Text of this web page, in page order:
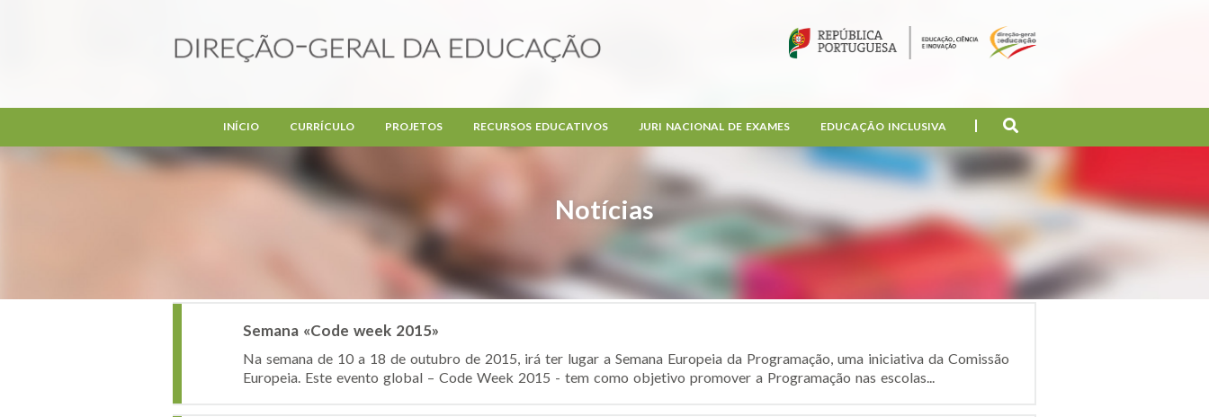
Notícias
INÍCIO CURRÍCULO PROJETOS RECURSOS EDUCATIVOS JURI NACIONAL DE EXAMES EDUCAÇÃO INCLUSIVA
Semana «Code week 2015»
Na semana de 10 a 18 de outubro de 2015, irá ter lugar a Semana Europeia da Programação, uma iniciativa da Comissão
Europeia. Este evento global – Code Week 2015 - tem como objetivo promover a Programação nas escolas...